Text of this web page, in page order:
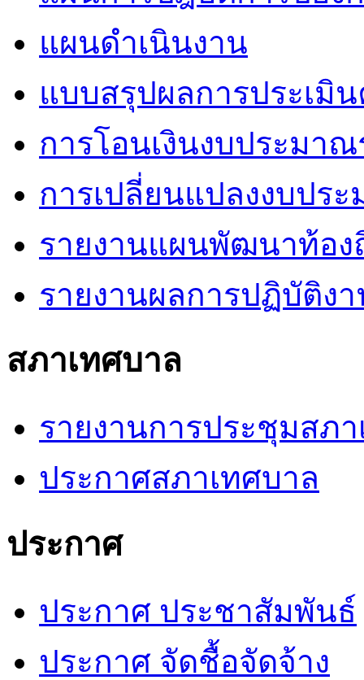
แผนดำเนินงาน
แบบสรุปผลการประเมิ
การโอนเงินงบประมา
การเปลี่ยนแปลงงบปร
รายงานแผนพัฒนาท้อง
รายงานผลการปฏิบัติง
สภาเทศบาล
รายงานการประชุมสภ
ประกาศสภาเทศบาล
ประกาศ
ประกาศ ประชาสัมพันธ์
ประกาศ จัดชื้อจัดจ้าง